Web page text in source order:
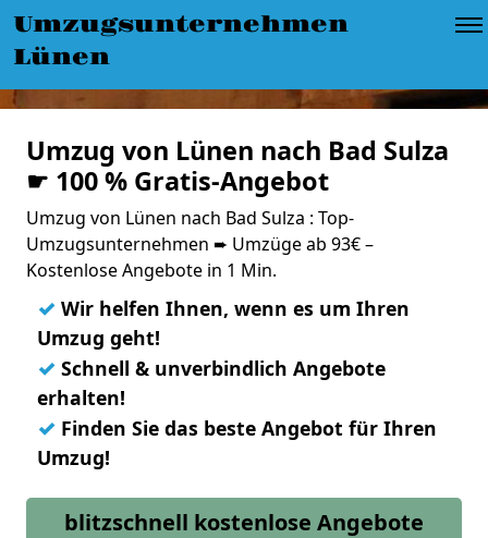
Umzugsunternehmen
Lünen
Umzug von Lünen nach Bad Sulza
☛ 100 % Gratis-Angebot
Umzug von Lünen nach Bad Sulza : Top-
Umzugsunternehmen ➨ Umzüge ab 93€ –
Kostenlose Angebote in 1 Min.
✓ Wir helfen Ihnen, wenn es um Ihren
Umzug geht!
✓ Schnell & unverbindlich Angebote
erhalten!
✓ Finden Sie das beste Angebot für Ihren
Umzug!
blitzschnell kostenlose Angebote